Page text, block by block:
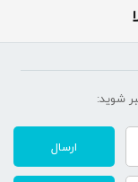
شوید:
ارسال